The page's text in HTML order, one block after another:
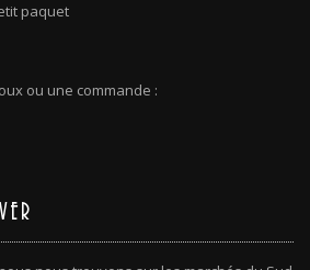
paquet
ou une commande :